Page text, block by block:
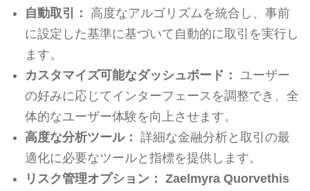
自動取引：
高度なアルゴリズムを統合し、事前
に設定した基準に基づいて自動的に取引を実行し
ます。
カスタマイズ可能なダッシュボード：
ユーザー
の好みに応じてインターフェースを調整でき、全
体的なユーザー体験を向上させます。
高度な分析ツール： 詳細な金融分析と取引の最
適化に必要なツールと指標を提供します。
リスク管理オプション： Zaelmyra Quorvethis